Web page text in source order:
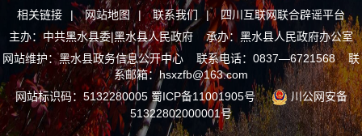
相关链接 | 网站地图 | 联系我们 |
四川互联网联合辟谣平台
主办：中共黑水县委|黑水县人民政府 承办：黑水县人民政府办公室
网站维护：黑水县政务信息公开中心 联系电话：0837—6721568 联
系邮箱：hsxzfb@163.com
网站标识码：5132280005 蜀ICP备11001905号
川公网安备
51322802000001号